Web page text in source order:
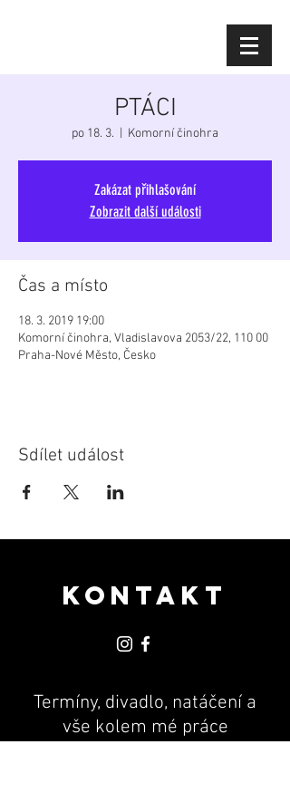
PTÁCI
po 18. 3. Komorní činohra
Zakázat přihlašování
Zobrazit další události
Čas a místo
18. 3. 2019 19:00
Komorní činohra, Vladislavova 2053/22, 110 00
Praha-Nové Město, Česko
Sdílet událost
KONTAKT
Termíny, divadlo, natáčení a
vše kolem mé práce